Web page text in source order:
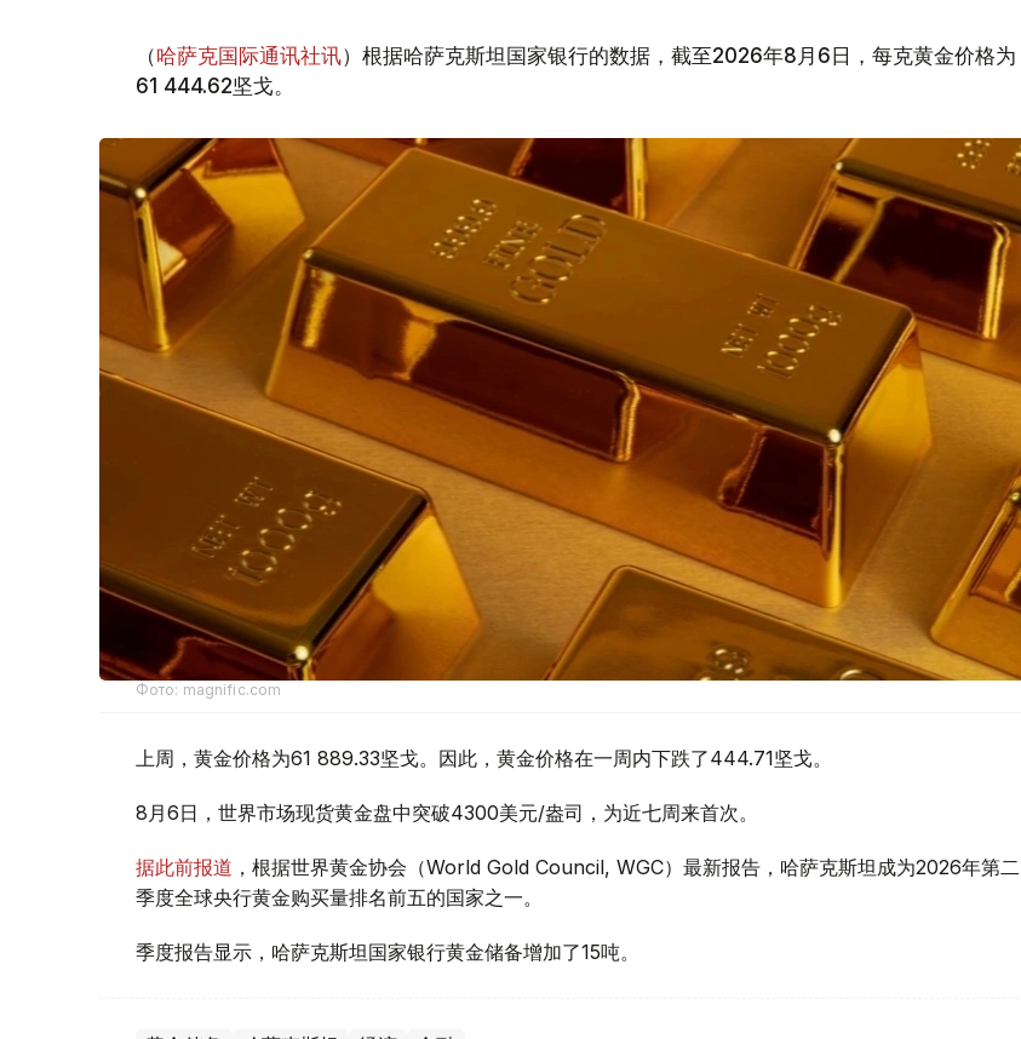
（哈萨克国际通讯社讯）根据哈萨克斯坦国家银行的数据，截至2026年8月6日，每克黄金价格为
61 444.62坚戈。
Фото: magnific.com
上周，黄金价格为61 889.33坚戈。因此，黄金价格在一周内下跌了444.71坚戈。
8月6日，世界市场现货黄金盘中突破4300美元/盎司，为近七周来首次。
据此前报道 ，根据世界黄金协会（World Gold Council, WGC）最新报告，哈萨克斯坦成为2026年第二
季度全球央行黄金购买量排名前五的国家之一。
季度报告显示，哈萨克斯坦国家银行黄金储备增加了15吨。